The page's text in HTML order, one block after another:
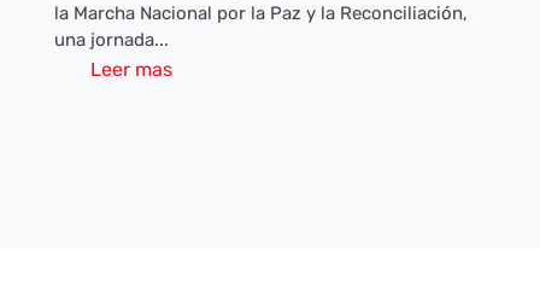
la Marcha Nacional por la Paz y la Reconciliación,
una jornada...
Leer mas